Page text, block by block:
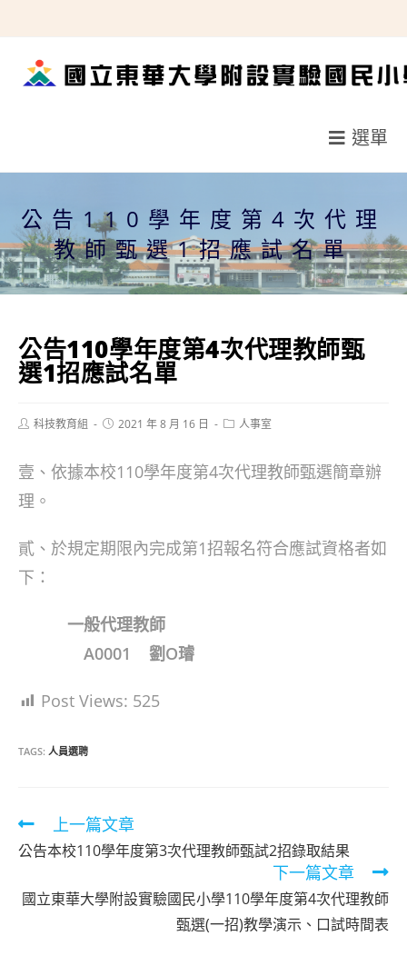
轉
選單
公告110學年度第4次代理
教師甄選1招應試名單
公告110學年度第4次代理教師甄
選1招應試名單
Post科技教育組
Post2021 年 8 月 16 日
Post人事室
壹、依據本校110學年度第4次代理教師甄選簡章辦
理。
貳、於規定期限內完成第1招報名符合應試資格者如
下：
一般代理教師
A0001 劉Ο璿
Post Views: 525
TAGS: 人員選聘
Read
more
上一篇文章
公告本校110學年度第3次代理教師甄試2招錄取結果
下一篇文章
國立東華大學附設實驗國民小學110學年度第4次代理教師
甄選(一招)教學演示、口試時間表